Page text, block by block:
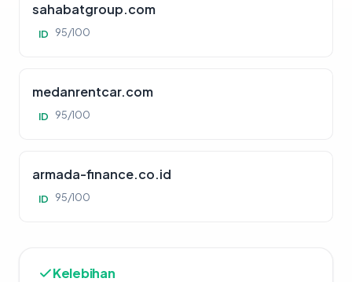
sahabatgroup.com
ID 95/100
medanrentcar.com
ID 95/100
armada-finance.co.id
ID 95/100
Kelebihan